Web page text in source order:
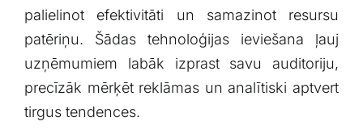
palielinot efektivitāti un samazinot resursu
patēriņu. Šādas⁤ tehnoloģijas ieviešana ļauj⁢
uzņēmumiem⁤ labāk izprast savu auditoriju,
precīzāk mērķēt reklāmas un analītiski ‌aptvert
tirgus tendences.